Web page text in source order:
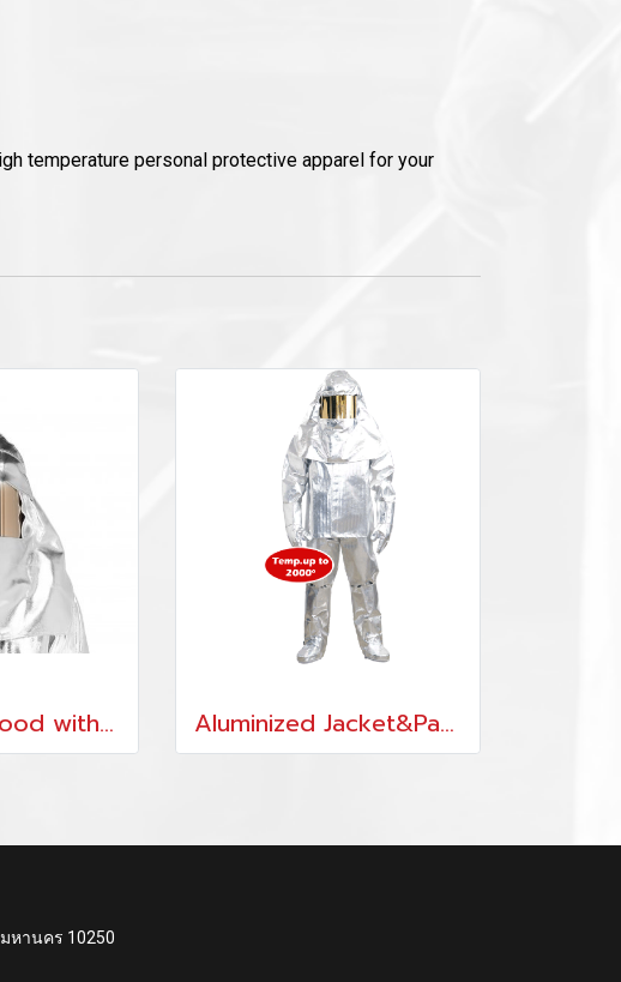
temperature personal protective apparel for your
Aluminized Hood with Faceshield set Aluminized Jacket&Pants
หานคร 10250